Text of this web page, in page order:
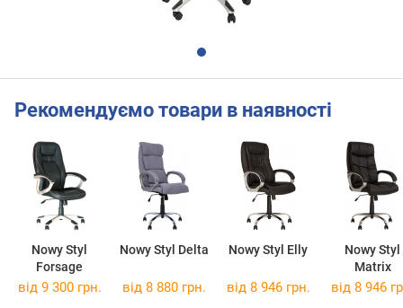
Рекомендуємо товари в наявності
Nowy Styl
Forsage
Nowy Styl Delta Nowy Styl Elly
Nowy Styl
Matrix
від 9 300 грн. від 8 880 грн. від 8 946 грн. від 8 946